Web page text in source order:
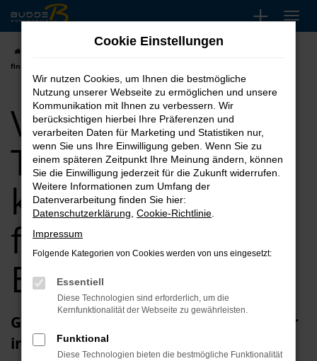
Zum
Hauptinhalt
springen
VW T6.1 Transporter kaufen, leasen,
finanzieren für Bremen
VW T6.1
Transporter
kaufen, leasen,
finanzieren für
Bremen
Glückwunsch zum VW T6.1 Transporter
in Bremen
Cookie Einstellungen
Wir nutzen Cookies, um Ihnen die bestmögliche
Nutzung unserer Webseite zu ermöglichen und unsere
Kommunikation mit Ihnen zu verbessern. Wir
berücksichtigen hierbei Ihre Präferenzen und
verarbeiten Daten für Marketing und Statistiken nur,
wenn Sie uns Ihre Einwilligung geben. Wenn Sie zu
einem späteren Zeitpunkt Ihre Meinung ändern, können
Sie die Einwilligung jederzeit für die Zukunft widerrufen.
Weitere Informationen zum Umfang der
Datenverarbeitung finden Sie hier:
Datenschutzerklärung Cookie-Richtlinie
Impressum
Folgende Kategorien von Cookies werden von uns eingesetzt:
Essentiell
Diese Technologien sind erforderlich, um die
Kernfunktionalität der Webseite zu gewährleisten.
Funktional
Diese Technologien bieten die bestmögliche Funktionalität